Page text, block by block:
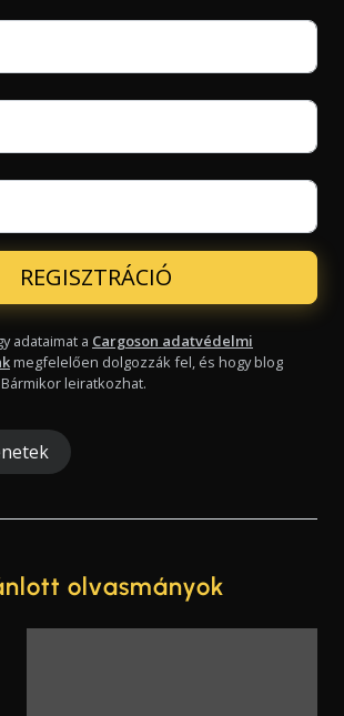
adataimat a Cargoson adatvédelmi
megfelelően dolgozzák fel, és hogy blog
leiratkozhat.
olvasmányok